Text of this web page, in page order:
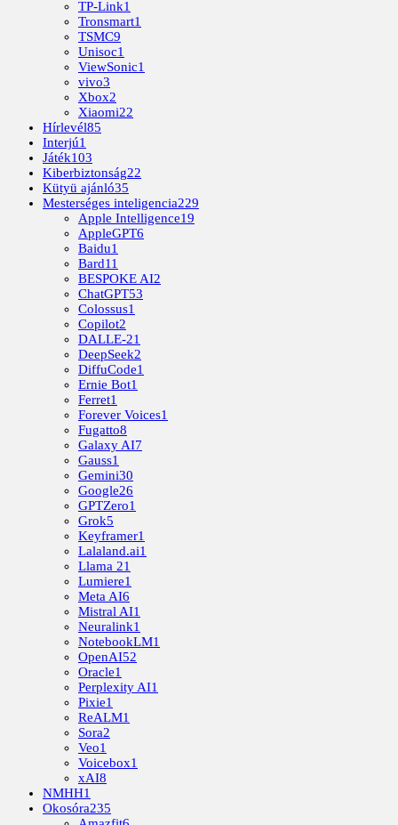
TP-Link1
Tronsmart1
TSMC9
Unisoc1
ViewSonic1
vivo3
Xbox2
Xiaomi22
Hírlevél85
Interjú1
Játék103
Kiberbiztonság22
Kütyü ajánló35
Mesterséges inteligencia229
Apple Intelligence19
AppleGPT6
Baidu1
Bard11
BESPOKE AI2
ChatGPT53
Colossus1
Copilot2
DALLE-21
DeepSeek2
DiffuCode1
Ernie Bot1
Ferret1
Forever Voices1
Fugatto8
Galaxy AI7
Gauss1
Gemini30
Google26
GPTZero1
Grok5
Keyframer1
Lalaland.ai1
Llama 21
Lumiere1
Meta AI6
Mistral AI1
Neuralink1
NotebookLM1
OpenAI52
Oracle1
Perplexity AI1
Pixie1
ReALM1
Sora2
Veo1
Voicebox1
xAI8
NMHH1
Okosóra235